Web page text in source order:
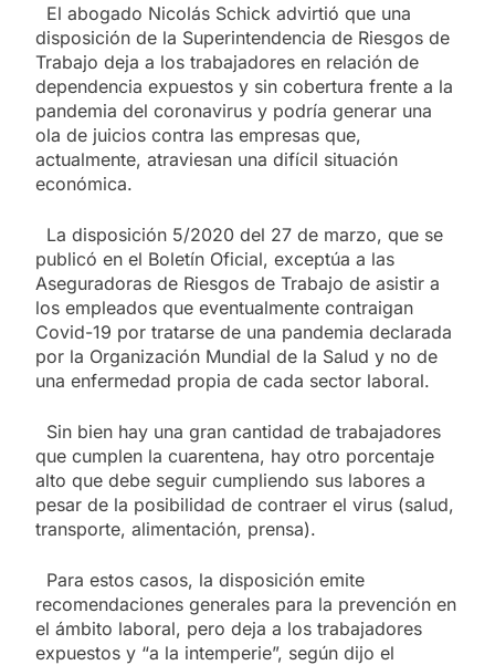
El abogado Nicolás Schick advirtió que una
disposición de la Superintendencia de Riesgos de
Trabajo deja a los trabajadores en relación de
dependencia expuestos y sin cobertura frente a la
pandemia del coronavirus y podría generar una
ola de juicios contra las empresas que,
actualmente, atraviesan una difícil situación
económica.
La disposición 5/2020 del 27 de marzo, que se
publicó en el Boletín Oficial, exceptúa a las
Aseguradoras de Riesgos de Trabajo de asistir a
los empleados que eventualmente contraigan
Covid-19 por tratarse de una pandemia declarada
por la Organización Mundial de la Salud y no de
una enfermedad propia de cada sector laboral.
Sin bien hay una gran cantidad de trabajadores
que cumplen la cuarentena, hay otro porcentaje
alto que debe seguir cumpliendo sus labores a
pesar de la posibilidad de contraer el virus (salud,
transporte, alimentación, prensa).
Para estos casos, la disposición emite
recomendaciones generales para la prevención en
el ámbito laboral, pero deja a los trabajadores
expuestos y “a la intemperie”, según dijo el